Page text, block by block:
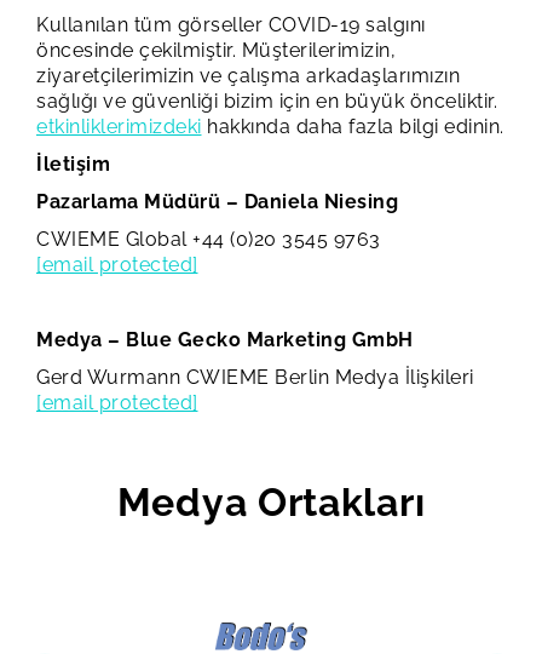
Kullanılan tüm görseller COVID-19 salgını
öncesinde çekilmiştir. Müşterilerimizin,
ziyaretçilerimizin ve çalışma arkadaşlarımızın
sağlığı ve güvenliği bizim için en büyük önceliktir.
etkinliklerimizdeki hakkında daha fazla bilgi edinin.
İletişim
Pazarlama Müdürü – Daniela Niesing
CWIEME Global +44 (0)20 3545 9763
[email protected]
Medya – Blue Gecko Marketing GmbH
Gerd Wurmann CWIEME Berlin Medya İlişkileri
[email protected]
Medya Ortakları